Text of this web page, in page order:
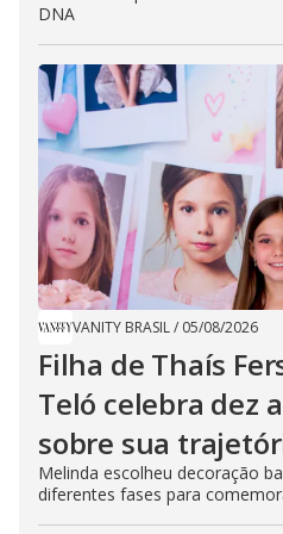
DNA
VANITY BRASIL/ 05/08/2026
Filha de Thaís
Teló celebra dez
sobre sua
Melinda escolheu decoração
diferentes fases para